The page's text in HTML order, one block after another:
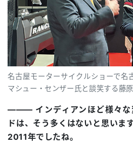
名古屋モーターサイクルショーで名
マシュー・センザー氏と談笑する藤
――― インディアンほど様々な
ドは、そう多くはないと思いま
2011年でしたね。